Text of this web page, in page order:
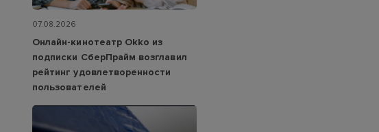
07.08.2026
Онлайн-кинотеатр Okko из
подписки СберПрайм возглавил
рейтинг удовлетворенности
пользователей